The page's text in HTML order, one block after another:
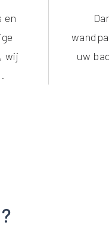
en
wij
uw